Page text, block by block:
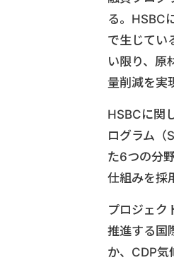
る。HSBC
で生じてい
い限り、原
量削減を実
HSBCに関
ログラム（
た6つの分
仕組みを採
プロジェク
推進する国
か、CDP気